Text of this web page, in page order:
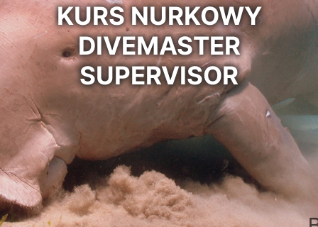
KURS NURKOWY
DIVEMASTER
SUPERVISOR